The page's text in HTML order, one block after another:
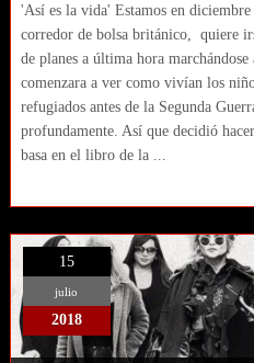
'Así es la vida' Estamos en
corredor de bolsa británico, quiere
de planes a última hora
comenzara a ver como vivían los
refugiados antes de la Segunda
profundamente. Así que decidió
basa en el libro de la ...
15
julio
2018